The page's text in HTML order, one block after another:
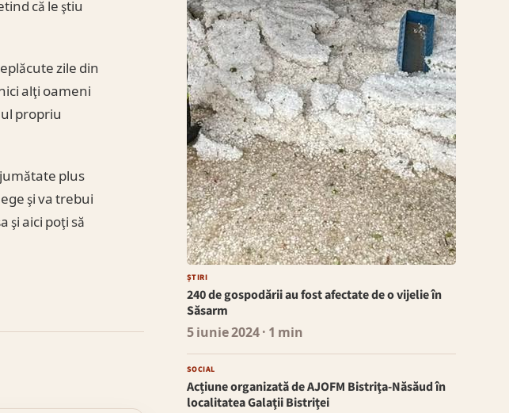
că le ştiu
zile din
alţi oameni
propriu
plus
şi va trebui
şi aici poţi să
ȘTIRI
240 de gospodării au fost afectate de o vijelie în
Săsarm
5 iunie 2024· 1 min
SOCIAL
Acțiune organizată de AJOFM Bistriţa-Năsăud în
localitatea Galaţii Bistriţei